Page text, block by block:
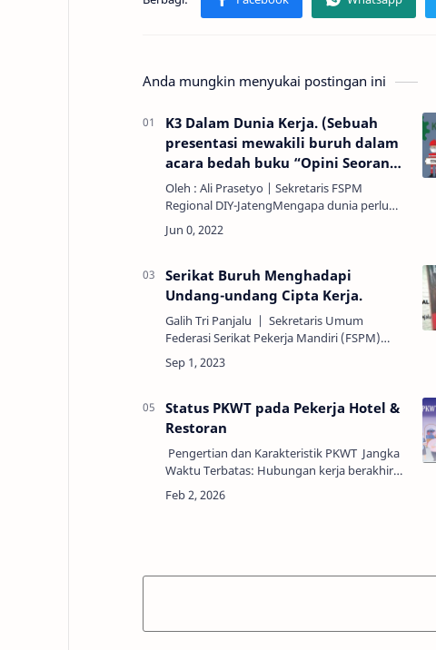
Anda mungkin menyukai postingan ini
K3 Dalam Dunia Kerja. (Sebuah
presentasi mewakili buruh dalam
acara bedah buku “Opini Seorang
Praktisi K3” di Yogyakarta, 27 Mei
2022).
Oleh : Ali Prasetyo | Sekretaris FSPM
Regional DIY-JatengMengapa dunia perlu
merespon kecelakaan dan penyakit di
tempat kerja pada ratusan tahun yang lalu?
Serikat Buruh Menghadapi
Undang-undang Cipta Kerja.
Galih Tri Panjalu | Sekretaris Umum
Federasi Serikat Pekerja Mandiri (FSPM)
periode 2023-2028. Sejak diundangkannya
UU No. 11 tahun 2020 tentang Cipta Kerja
Status PKWT pada Pekerja Hotel &
Restoran
Pengertian dan Karakteristik PKWT Jangka
Waktu Terbatas: Hubungan kerja berakhir
pada tanggal yang telah disepakati dalam
perjanjian, misalnya untuk proyek tertentu